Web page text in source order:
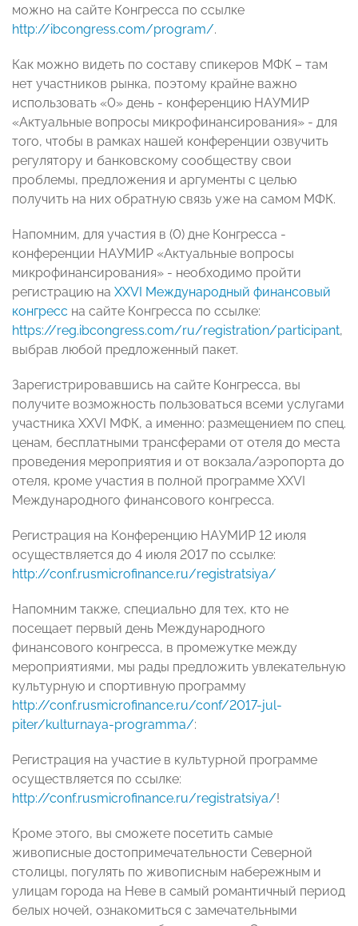
можно на сайте Конгресса по ссылке
http://ibcongress.com/program/.
Как можно видеть по составу спикеров МФК – там
нет участников рынка, поэтому крайне важно
использовать «0» день - конференцию НАУМИР
«Актуальные вопросы микрофинансирования» - для
того, чтобы в рамках нашей конференции озвучить
регулятору и банковскому сообществу свои
проблемы, предложения и аргументы с целью
получить на них обратную связь уже на самом МФК.
Напомним, для участия в (0) дне Конгресса -
конференции НАУМИР «Актуальные вопросы
микрофинансирования» - необходимо пройти
регистрацию на XXVI Международный финансовый
конгресс на сайте Конгресса по ссылке:
https://reg.ibcongress.com/ru/registration/participant,
выбрав любой предложенный пакет.
Зарегистрировавшись на сайте Конгресса, вы
получите возможность пользоваться всеми услугами
участника XXVI МФК, а именно: размещением по спец.
ценам, бесплатными трансферами от отеля до места
проведения мероприятия и от вокзала/аэропорта до
отеля, кроме участия в полной программе XXVI
Международного финансового конгресса.
Регистрация на Конференцию НАУМИР 12 июля
осуществляется до 4 июля 2017 по ссылке:
http://conf.rusmicrofinance.ru/registratsiya/
Напомним также, специально для тех, кто не
посещает первый день Международного
финансового конгресса, в промежутке между
мероприятиями, мы рады предложить увлекательную
культурную и спортивную программу
http://conf.rusmicrofinance.ru/conf/2017-jul-
piter/kulturnaya-programma/:
Регистрация на участие в культурной программе
осуществляется по ссылке:
http://conf.rusmicrofinance.ru/registratsiya/!
Кроме этого, вы сможете посетить самые
живописные достопримечательности Северной
столицы, погулять по живописным набережным и
улицам города на Неве в самый романтичный период
белых ночей, ознакомиться с замечательными